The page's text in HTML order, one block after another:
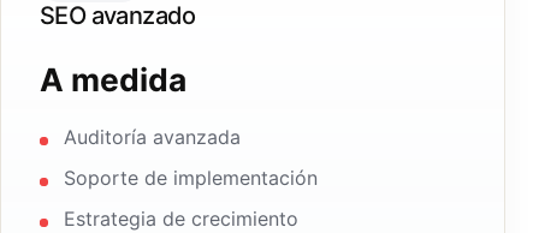
SEO avanzado
A medida
Auditoría avanzada
Soporte de implementación
Estrategia de crecimiento